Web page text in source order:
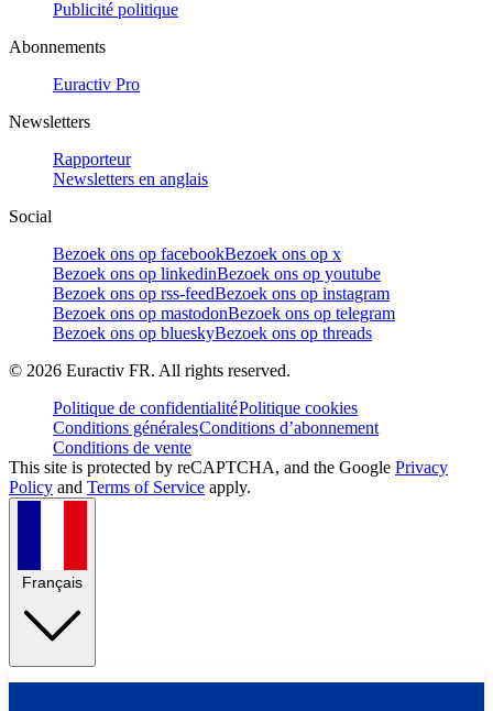
Publicité politique
Abonnements
Euractiv Pro
Newsletters
Rapporteur
Newsletters en anglais
Social
Bezoek ons op facebookBezoek ons op x
Bezoek ons op linkedinBezoek ons op youtube
Bezoek ons op rss-feedBezoek ons op instagram
Bezoek ons op mastodonBezoek ons op telegram
Bezoek ons op blueskyBezoek ons op threads
© 2026 Euractiv FR. All rights reserved.
Politique de confidentialitéPolitique cookies
Conditions généralesConditions d’abonnement
Conditions de vente
This site is protected by reCAPTCHA, and the Google Privacy
Policy and Terms of Service apply.
Français